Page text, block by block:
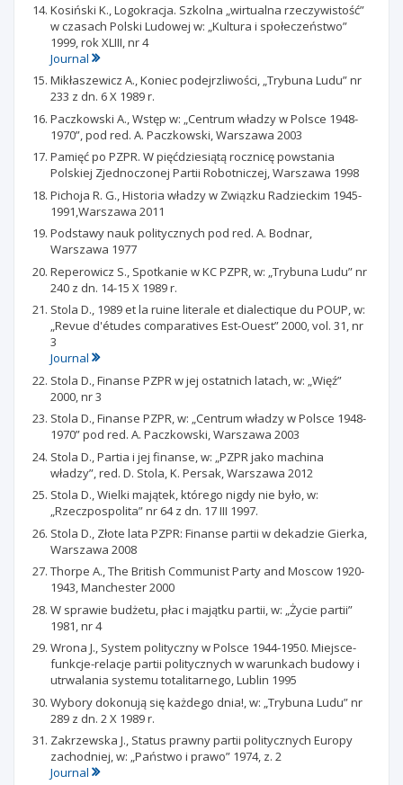
Kosiński K., Logokracja. Szkolna „wirtualna rzeczywistość”
w czasach Polski Ludowej w: „Kultura i społeczeństwo”
1999, rok XLIII, nr 4
Journal
Mikłaszewicz A., Koniec podejrzliwości, „Trybuna Ludu” nr
233 z dn. 6 X 1989 r.
Paczkowski A., Wstęp w: „Centrum władzy w Polsce 1948-
1970”, pod red. A. Paczkowski, Warszawa 2003
Pamięć po PZPR. W pięćdziesiątą rocznicę powstania
Polskiej Zjednoczonej Partii Robotniczej, Warszawa 1998
Pichoja R. G., Historia władzy w Związku Radzieckim 1945-
1991,Warszawa 2011
Podstawy nauk politycznych pod red. A. Bodnar,
Warszawa 1977
Reperowicz S., Spotkanie w KC PZPR, w: „Trybuna Ludu” nr
240 z dn. 14-15 X 1989 r.
Stola D., 1989 et la ruine literale et dialectique du POUP, w:
„Revue d'études comparatives Est-Ouest” 2000, vol. 31, nr
3
Journal
Stola D., Finanse PZPR w jej ostatnich latach, w: „Więź”
2000, nr 3
Stola D., Finanse PZPR, w: „Centrum władzy w Polsce 1948-
1970” pod red. A. Paczkowski, Warszawa 2003
Stola D., Partia i jej finanse, w: „PZPR jako machina
władzy”, red. D. Stola, K. Persak, Warszawa 2012
Stola D., Wielki majątek, którego nigdy nie było, w:
„Rzeczpospolita” nr 64 z dn. 17 III 1997.
Stola D., Złote lata PZPR: Finanse partii w dekadzie Gierka,
Warszawa 2008
Thorpe A., The British Communist Party and Moscow 1920-
1943, Manchester 2000
W sprawie budżetu, płac i majątku partii, w: „Życie partii”
1981, nr 4
Wrona J., System polityczny w Polsce 1944-1950. Miejsce-
funkcje-relacje partii politycznych w warunkach budowy i
utrwalania systemu totalitarnego, Lublin 1995
Wybory dokonują się każdego dnia!, w: „Trybuna Ludu” nr
289 z dn. 2 X 1989 r.
Zakrzewska J., Status prawny partii politycznych Europy
zachodniej, w: „Państwo i prawo” 1974, z. 2
Journal